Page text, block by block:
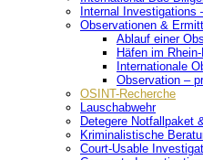
Internal
Observationen &
Ablauf einer
Häfen im
Internationale
Observation –
OSINT-Recherche
Lauschabwehr
Detegere Notfallpaket
Kriminalistische
Court-Usable